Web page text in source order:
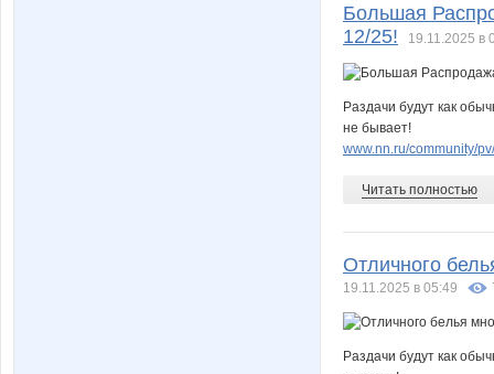
Большая
12/25!
19.11.2025 в
Раздачи будут как
не бывает!
www.nn.ru/community/
Читать полностью
Отличного
19.11.2025 в 05:49
Раздачи будут как